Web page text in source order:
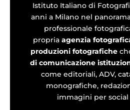
Istituto Italiano di
anni a Milano nel
professionale
propria agenzia
produzioni fotografiche
di comunicazione
come editoriali, ADV,
monografiche,
immagini per